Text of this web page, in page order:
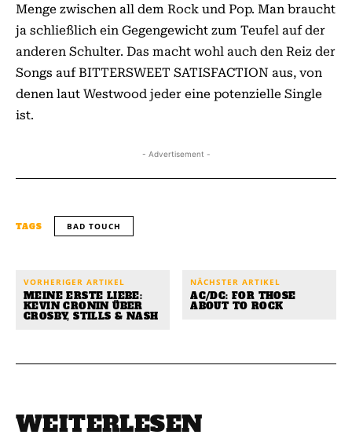
Menge zwischen all dem Rock und Pop. Man braucht
ja schließlich ein Gegengewicht zum Teufel auf der
anderen Schulter. Das macht wohl auch den Reiz der
Songs auf BITTERSWEET SATISFACTION aus, von
denen laut Westwood jeder eine potenzielle Single
ist.
- Advertisement -
TAGS BAD TOUCH
VORHERIGER ARTIKEL
MEINE ERSTE LIEBE:
KEVIN CRONIN ÜBER
CROSBY, STILLS & NASH
NÄCHSTER ARTIKEL
AC/DC: FOR THOSE
ABOUT TO ROCK
WEITERLESEN